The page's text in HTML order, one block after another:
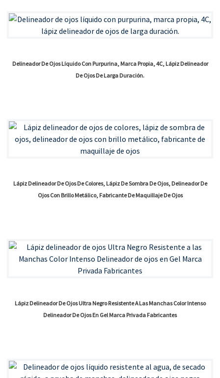
Delineador De Ojos Líquido Con Purpurina, Marca Propia, 4C, Lápiz Delineador
De Ojos De Larga Duración.
Lápiz Delineador De Ojos De Colores, Lápiz De Sombra De Ojos, Delineador De
Ojos Con Brillo Metálico, Fabricante De Maquillaje De Ojos
Lápiz Delineador De Ojos Ultra Negro Resistente A Las Manchas Color Intenso
Delineador De Ojos En Gel Marca Privada Fabricantes